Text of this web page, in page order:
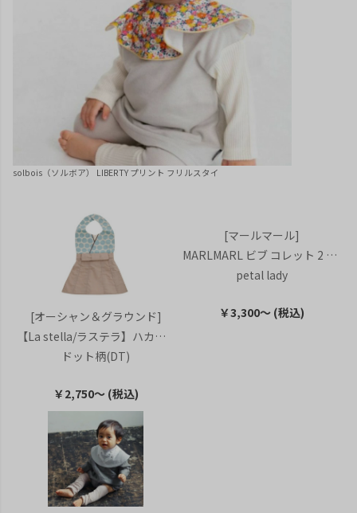
solbois（ソルボア） LIBERTY プリント フリルスタイ
[オーシャン＆グラウンド]
【La stella/ラステラ】ハカマスタイ
ドット柄(DT)
￥2,750～ (税込)
[マールマール]
MARLMARL ビブ コレット 2 ペタルレディ(名入れ刺繍可)
petal lady
￥3,300～ (税込)